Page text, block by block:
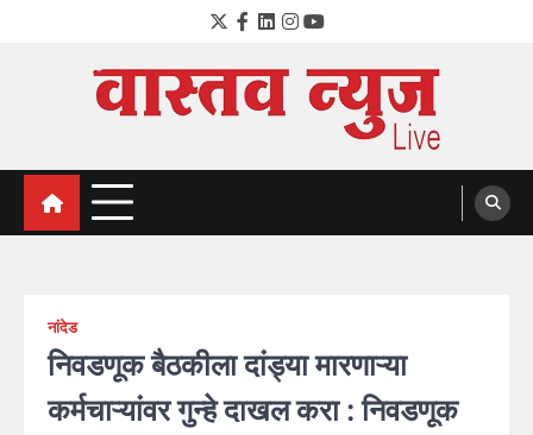
Twitter
Facebook
LinkedIn
Instagram
YouTube
VastavNEWSLive.com
a leading NEWS portal of Maharahstra
नांदेड
निवडणूक बैठकीला दांड्या मारणाऱ्या
कर्मचाऱ्यांवर गुन्हे दाखल करा : निवडणूक